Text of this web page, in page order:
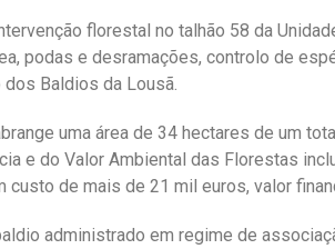
florestal no talhão 58 da
podas e desramações, controlo de
Baldios da Lousã.
uma área de 34 hectares de um
e do Valor Ambiental das Florestas
custo de mais de 21 mil euros, valor
administrado em regime de